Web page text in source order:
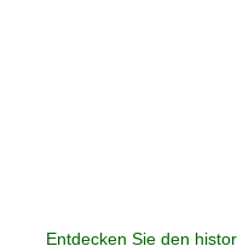
Entdecken Sie den